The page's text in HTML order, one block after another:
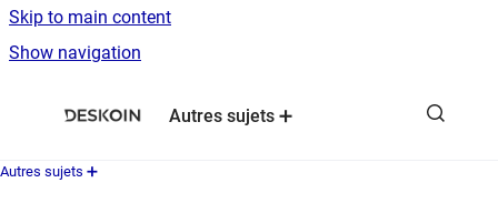
Skip to main content
Show navigation
Autres sujets ➕
Autres sujets ➕